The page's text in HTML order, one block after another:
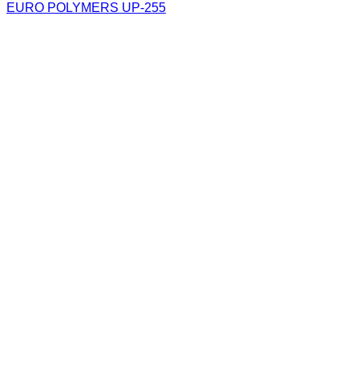
EURO POLYMERS UP-255